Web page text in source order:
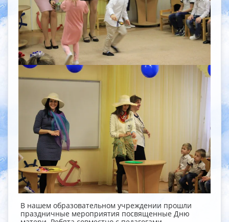
В нашем образовательном учреждении прошли
праздничные мероприятия посвященные Дню